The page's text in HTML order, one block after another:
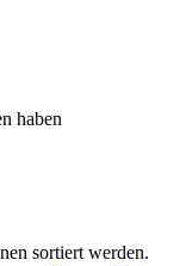
haben
sortiert werden.